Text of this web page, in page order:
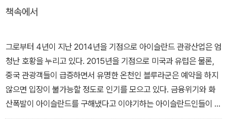
트 정보까지 제공하였다.
책속에서
그로부터 4년이 지난 2014년을 기점으로 아이슬란드 관광산업은 엄
청난 호황을 누리고 있다. 2015년을 기점으로 미국과 유럽은 물론,
중국 관광객들이 급증하면서 유명한 온천인 블루라군은 예약을 하지
않으면 입장이 불가능할 정도로 인기를 모으고 있다. 금융위기와 화
산폭발이 아이슬란드를 구해냈다고 이야기하는 아이슬란드인들이 많
다. 관광객들은 아이슬란드의 아름다운 자연과 온천, 신비스러운 오